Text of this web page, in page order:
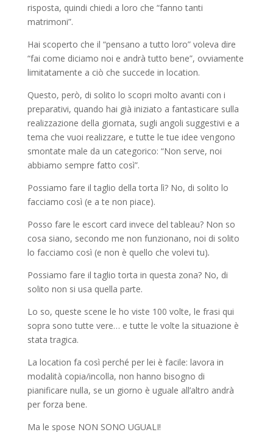
risposta, quindi chiedi a loro che “fanno tanti
matrimoni”.
Hai scoperto che il “pensano a tutto loro” voleva dire
“fai come diciamo noi e andrà tutto bene”, ovviamente
limitatamente a ciò che succede in location.
Questo, però, di solito lo scopri molto avanti con i
preparativi, quando hai già iniziato a fantasticare sulla
realizzazione della giornata, sugli angoli suggestivi e a
tema che vuoi realizzare, e tutte le tue idee vengono
smontate male da un categorico: “Non serve, noi
abbiamo sempre fatto così”.
Possiamo fare il taglio della torta lì? No, di solito lo
facciamo così (e a te non piace).
Posso fare le escort card invece del tableau? Non so
cosa siano, secondo me non funzionano, noi di solito
lo facciamo così (e non è quello che volevi tu).
Possiamo fare il taglio torta in questa zona? No, di
solito non si usa quella parte.
Lo so, queste scene le ho viste 100 volte, le frasi qui
sopra sono tutte vere… e tutte le volte la situazione è
stata tragica.
La location fa così perché per lei è facile: lavora in
modalità copia/incolla, non hanno bisogno di
pianificare nulla, se un giorno è uguale all’altro andrà
per forza bene.
Ma le spose NON SONO UGUALI!